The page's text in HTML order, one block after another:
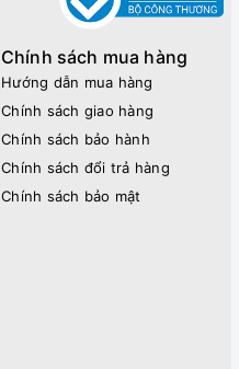
Chính sách mua hàng
Hướng dẫn mua hàng
Chính sách giao hàng
Chính sách bảo hành
Chính sách đổi trả hàng
Chính sách bảo mật